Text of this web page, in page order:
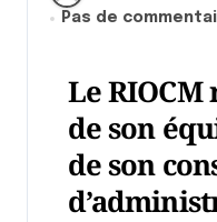
Pas de
Le
de son
de son